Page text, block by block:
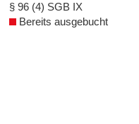
§ 96 (4) SGB IX
Bereits ausgebucht